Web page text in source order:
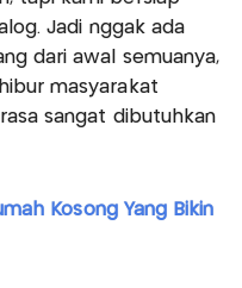
Jadi nggak ada
dari awal semuanya,
masyarakat
sangat dibutuhkan
Kosong Yang Bikin